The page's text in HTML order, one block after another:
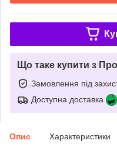
Що таке купити з
Замовлення під
Доступна доставка
Опис Характеристики